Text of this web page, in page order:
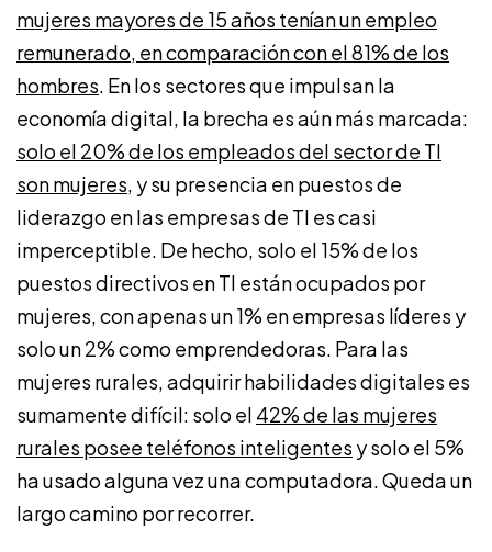
mujeres mayores de 15 años tenían un empleo
remunerado, en comparación con el 81% de los
hombres. En los sectores que impulsan la
economía digital, la brecha es aún más marcada:
solo el 20% de los empleados del sector de TI
son mujeres, y su presencia en puestos de
liderazgo en las empresas de TI es casi
imperceptible. De hecho, solo el 15% de los
puestos directivos en TI están ocupados por
mujeres, con apenas un 1% en empresas líderes y
solo un 2% como emprendedoras. Para las
mujeres rurales, adquirir habilidades digitales es
sumamente difícil: solo el 42% de las mujeres
rurales posee teléfonos inteligentes y solo el 5%
ha usado alguna vez una computadora. Queda un
largo camino por recorrer.